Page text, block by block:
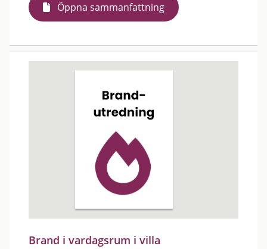
Öppna sammanfattning
Brand i vardagsrum i villa